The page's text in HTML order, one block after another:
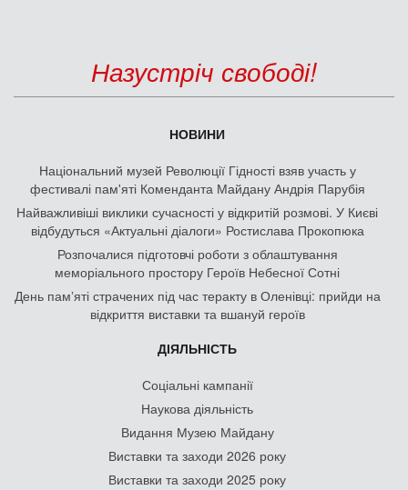
Назустріч свободі!
НОВИНИ
Національний музей Революції Гідності взяв участь у
фестивалі пам'яті Коменданта Майдану Андрія Парубія
Найважливіші виклики сучасності у відкритій розмові. У Києві
відбудуться «Актуальні діалоги» Ростислава Прокопюка
Розпочалися підготовчі роботи з облаштування
меморіального простору Героїв Небесної Сотні
День памʼяті страчених під час теракту в Оленівці: прийди на
відкриття виставки та вшануй героїв
ДІЯЛЬНІСТЬ
Соціальні кампанії
Наукова діяльність
Видання Музею Майдану
Виставки та заходи 2026 року
Виставки та заходи 2025 року